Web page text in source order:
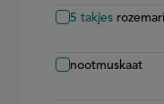
5 takjes
nootmuskaat